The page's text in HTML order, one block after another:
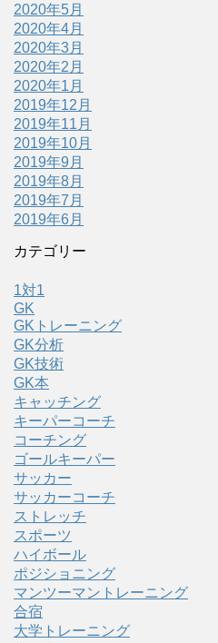
2020年5月
2020年4月
2020年3月
2020年2月
2020年1月
2019年12月
2019年11月
2019年10月
2019年9月
2019年8月
2019年7月
2019年6月
カテゴリー
1対1
GK
GKトレーニング
GK分析
GK技術
GK本
キャッチング
キーパーコーチ
コーチング
ゴールキーパー
サッカー
サッカーコーチ
ストレッチ
スポーツ
ハイボール
ポジショニング
マンツーマントレーニング
合宿
大学トレーニング